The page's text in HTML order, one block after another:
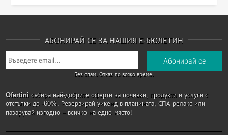
АБОНИРАЙ СЕ ЗА НАШИЯ Е-БЮЛЕТИН
Без спам. Отказ по всяко време.
Ofertini събира най-добрите оферти за почивки, продукти и услуги с
отстъпки до -60%. Резервирай уикенд в планината, СПА релакс или
пазарувай изгодно – всичко на едно място!